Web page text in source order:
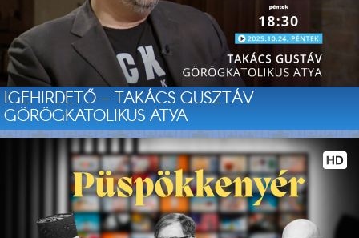
IGEHIRDETŐ – TAKÁCS GUSZTÁV
GÖRÖGKATOLIKUS ATYA